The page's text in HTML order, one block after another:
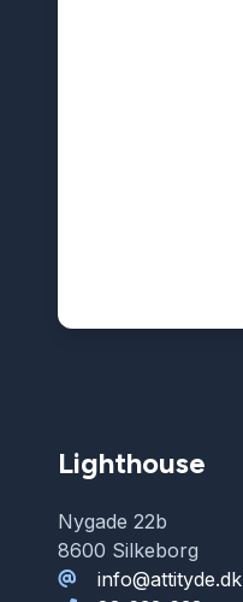
Lighthouse
Nygade 22b
8600 Silkeborg
info@attityde.dk